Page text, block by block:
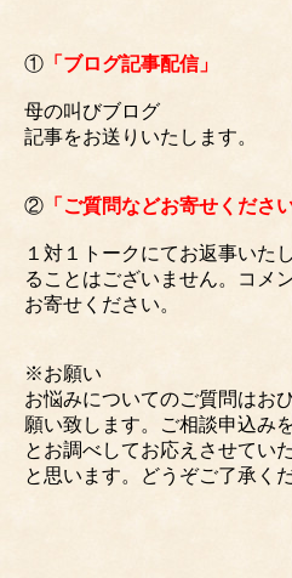
① 「ブログ記事配信」
母の叫びブログ
記事をお送りいたします。
② 「ご質問などお寄せください
１対１トークにてお返事いた
ることはございません。コメ
お寄せください。
※お願い
お悩みについてのご質問はお
願い致します。ご相談申込み
とお調べしてお応えさせてい
と思います。どうぞご了承く